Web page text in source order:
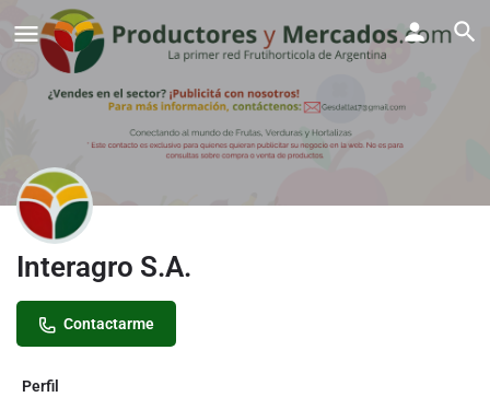
Interagro S.A.
Contactarme
Perfil